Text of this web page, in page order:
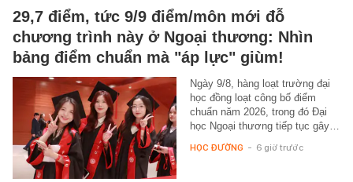
29,7 điểm, tức 9/9 điểm/môn mới đỗ
chương trình này ở Ngoại thương: Nhìn
bảng điểm chuẩn mà "áp lực" giùm!
Ngày 9/8, hàng loạt trường đại
học đồng loạt công bố điểm
chuẩn năm 2026, trong đó Đại
học Ngoại thương tiếp tục gây…
HỌC ĐƯỜNG - 6 giờ trước